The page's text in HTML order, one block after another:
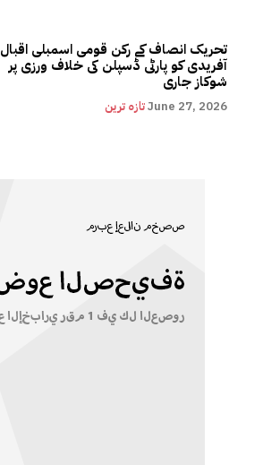
تحریک انصاف کے رکن قومی اسمبلی اقبال
آفریدی کو پارٹی ڈسپلن کی خلاف ورزی پر
شوکاز جاری
تازہ ترینJune 27, 2026